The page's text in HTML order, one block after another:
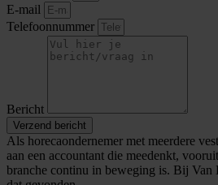
E-mail
Telefoonnummer
Bericht
Verzend bericht
Als horecaondernemer met meerdere
aan een accountant die meedenkt,
branche continu in beweging is. Bij Van